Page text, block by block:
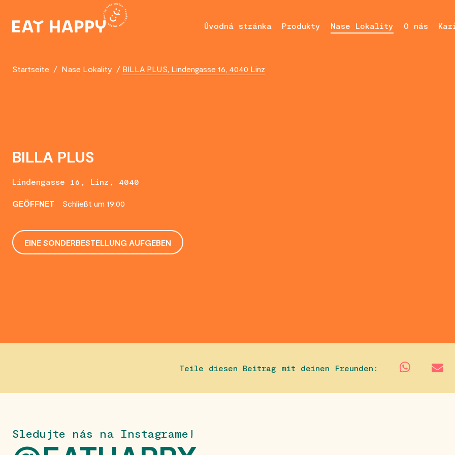
MAIN
Úvodná stránka Produkty Nase Lokality O nás
Startseite / Nase Lokality / BILLA PLUS, Lindengasse 16, 4040 Linz
BILLA PLUS
Lindengasse 16, Linz, 4040
GEÖFFNET Schließt um 19:00
EINE SONDERBESTELLUNG AUFGEBEN
Teile diesen Beitrag mit deinen Freunden:
Sledujte nás na Instagrame!